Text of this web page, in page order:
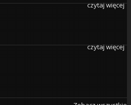
czytaj więcej
czytaj więcej